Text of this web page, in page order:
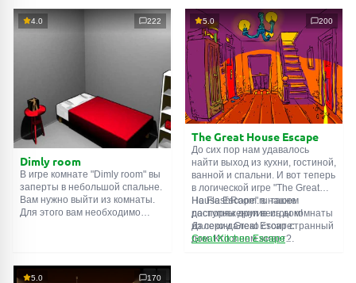
их, чтобы выйти. Выход из
одной комнаты является
смекалки попробуйте решить
все, приготовленные авторами
для вас, головоломки и найти
выход на свободу.
Внимательно осмотрите
помещение, возможно вы
сможете найти какие-нибудь
подсказки. Желаем удачи!
4.0 222
Dimly room
В игре комнате "Dimly room" вы
заперты в небольшой спальне.
Вам нужно выйти из комнаты.
Для этого вам необходимо
5.0 200
The Great House Escape
До сих пор нам удавалось
найти выход из кухни, гостиной,
ванной и спальни. И вот теперь
в логической игре "The Great
House Escape" в нашем
распоряжении весь дом!
Далеко-далеко стоит странный
дом. Кто в нем живет?
На FlashRoom.ru также
доступны другие игры комнаты
из серии Great Escape:
Great Kitchen Escape
5.0 170